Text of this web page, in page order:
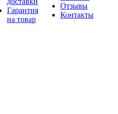
Гарантия
на товар
Отзывы
Контакты